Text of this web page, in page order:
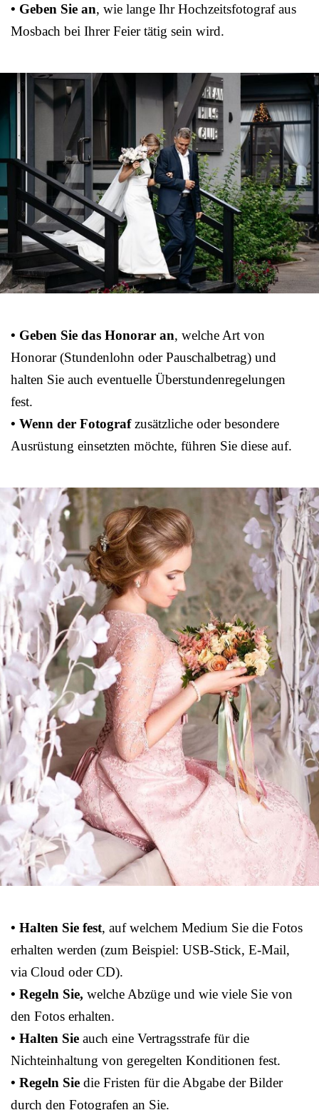
• Geben Sie an, wie lange Ihr Hochzeitsfotograf aus
Mosbach bei Ihrer Feier tätig sein wird.
• Geben Sie das Honorar an, welche Art von
Honorar (Stundenlohn oder Pauschalbetrag) und
halten Sie auch eventuelle Überstundenregelungen
fest.
• Wenn der Fotografzusätzliche oder besondere
Ausrüstung einsetzten möchte, führen Sie diese auf.
• Halten Sie fest, auf welchem Medium Sie die Fotos
erhalten werden (zum Beispiel: USB-Stick, E-Mail,
via Cloud oder CD).
• Regeln Sie, welche Abzüge und wie viele Sie von
den Fotos erhalten.
• Halten Sie auch eine Vertragsstrafe für die
Nichteinhaltung von geregelten Konditionen fest.
• Regeln Sie die Fristen für die Abgabe der Bilder
durch den Fotografen an Sie.